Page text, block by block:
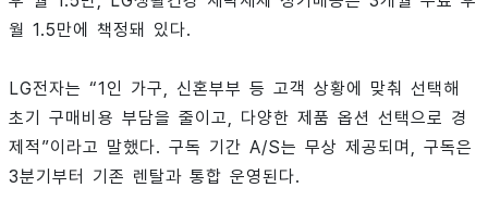
월 1.5만에 책정돼 있다.
LG전자는 “1인 가구, 신혼부부 등 고객 상황에 맞춰 선택해
초기 구매비용 부담을 줄이고, 다양한 제품 옵션 선택으로 경
제적”이라고 말했다. 구독 기간 A/S는 무상 제공되며, 구독은
3분기부터 기존 렌탈과 통합 운영된다.